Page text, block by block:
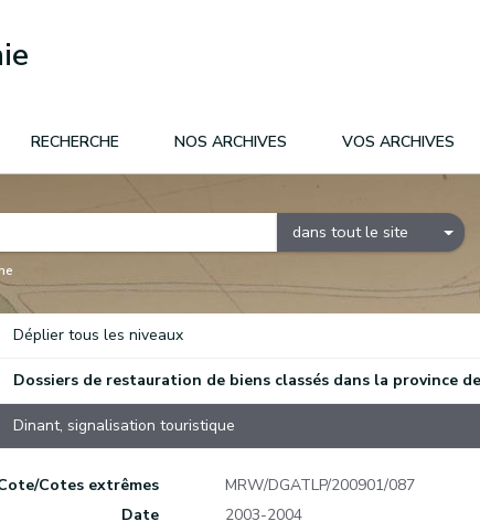
RECHERCHE NOS ARCHIVES VOS ARCHIVES
dans tout le site
Dépliertous les niveaux
Dossiers de restauration de biens classés dans la province
Dinant, signalisation touristique
Cotes extrêmes
MRW/DGATLP/200901/087
Date
2003-2004